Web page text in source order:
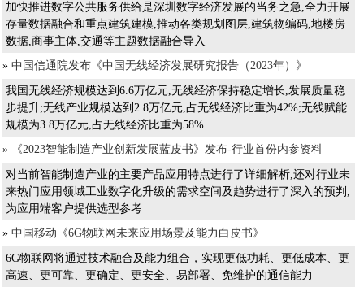
加快推进数字公共服务供给是深圳数字经济发展的当务之急,全力开展
存量数据融合和重点建筑建模,推动各类规划图层,建筑物编码,地楼房
数据,商事主体,交通等主题数据融合导入
» 中国信通院发布《中国无线经济发展研究报告（2023年）》
我国无线经济规模达到6.6万亿元,无线经济保持稳定增长,发展质量稳
步提升;无线产业规模达到2.8万亿元,占无线经济比重为42%;无线赋能
规模为3.8万亿元,占无线经济比重为58%
»
《2023智能制造产业创新发展蓝皮书》发布-行业首份内参资料
对当前智能制造产业的主要产品应用特点进行了详细解析,还对行业未
来热门应用领域工业数字化升级的需求空间及趋势进行了深入的预判,
为应用端客户提供选型参考
» 中国移动《6G物联网未来应用场景及能力白皮书》
6G物联网将通过技术融合及能力组合，实现更低功耗、更低成本、更
高速、更可靠、更确定、更安全、易部署、免维护的通信能力